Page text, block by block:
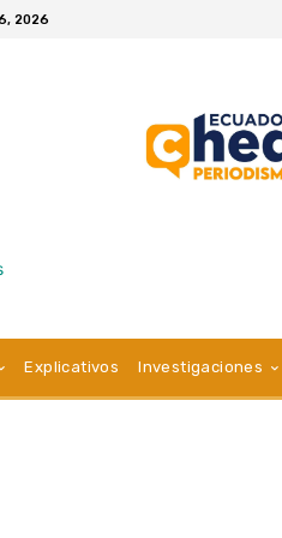
2026
Explicativos Investigaciones